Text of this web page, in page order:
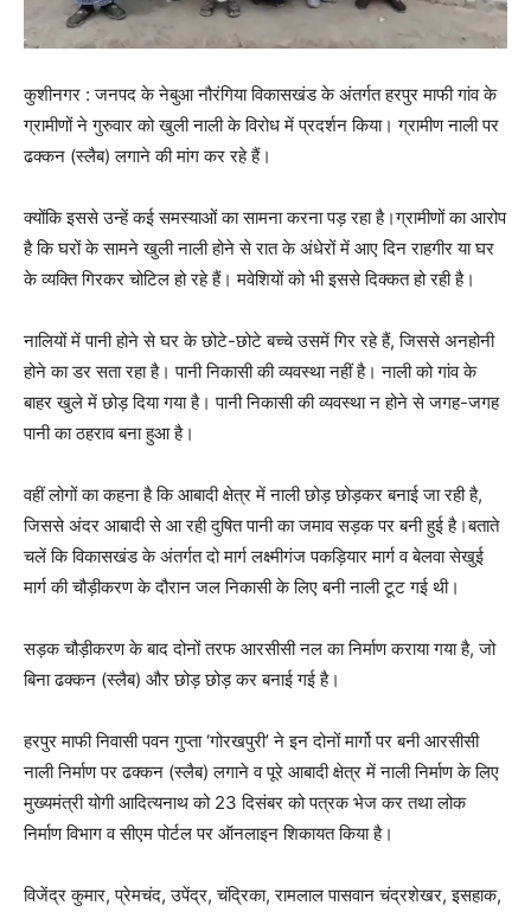
कुशीनगर : जनपद के नेबुआ नौरंगिया विकासखंड के अंतर्गत हरपुर माफी गांव के
ग्रामीणों ने गुरुवार को खुली नाली के विरोध में प्रदर्शन किया। ग्रामीण नाली पर
ढक्कन (स्लैब) लगाने की मांग कर रहे हैं।
क्योंकि इससे उन्हें कई समस्याओं का सामना करना पड़ रहा है।ग्रामीणों का आरोप
है कि घरों के सामने खुली नाली होने से रात के अंधेरों में आए दिन राहगीर या घर
के व्यक्ति गिरकर चोटिल हो रहे हैं। मवेशियों को भी इससे दिक्कत हो रही है।
नालियों में पानी होने से घर के छोटे-छोटे बच्चे उसमें गिर रहे हैं, जिससे अनहोनी
होने का डर सता रहा है। पानी निकासी की व्यवस्था नहीं है। नाली को गांव के
बाहर खुले में छोड़ दिया गया है। पानी निकासी की व्यवस्था न होने से जगह-जगह
पानी का ठहराव बना हुआ है।
वहीं लोगों का कहना है कि आबादी क्षेत्र में नाली छोड़ छोड़कर बनाई जा रही है,
जिससे अंदर आबादी से आ रही दुषित पानी का जमाव सड़क पर बनी हुई है।बताते
चलें कि विकासखंड के अंतर्गत दो मार्ग लक्ष्मीगंज पकड़ियार मार्ग व बेलवा सेखुई
मार्ग की चौड़ीकरण के दौरान जल निकासी के लिए बनी नाली टूट गई थी।
सड़क चौड़ीकरण के बाद दोनों तरफ आरसीसी नल का निर्माण कराया गया है, जो
बिना ढक्कन (स्लैब) और छोड़ छोड़ कर बनाई गई है।
हरपुर माफी निवासी पवन गुप्ता ‘गोरखपुरी’ ने इन दोनों मार्गो पर बनी आरसीसी
नाली निर्माण पर ढक्कन (स्लैब) लगाने व पूरे आबादी क्षेत्र में नाली निर्माण के लिए
मुख्यमंत्री योगी आदित्यनाथ को 23 दिसंबर को पत्रक भेज कर तथा लोक
निर्माण विभाग व सीएम पोर्टल पर ऑनलाइन शिकायत किया है।
विजेंद्र कुमार, प्रेमचंद, उपेंद्र, चंद्रिका, रामलाल पासवान चंद्रशेखर, इसहाक,